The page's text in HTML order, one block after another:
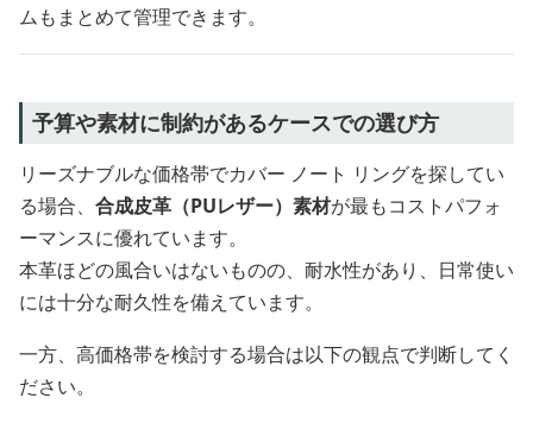
ムもまとめて管理できます。
予算や素材に制約があるケースでの選び方
リーズナブルな価格帯でカバー ノート リングを探してい
る場合、 合成皮革（PUレザー）素材が最もコストパフォ
ーマンスに優れています。
本革ほどの風合いはないものの、耐水性があり、日常使い
には十分な耐久性を備えています。
一方、高価格帯を検討する場合は以下の観点で判断してく
ださい。